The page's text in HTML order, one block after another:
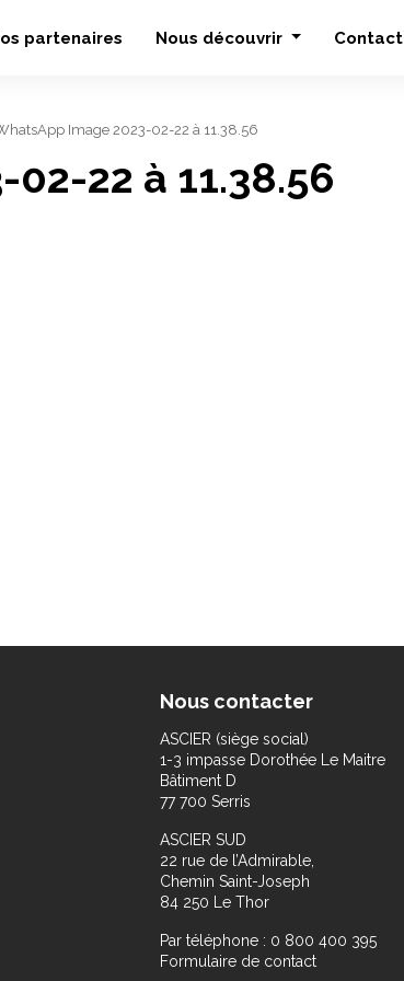
partenaires Nous découvrir Contact
Image 2023-02-22 à 11.38.56
22 à 11.38.56
Nous contacter
ASCIER (siège social)
1-3 impasse Dorothée Le Maitre
Bâtiment D
77 700 Serris
ASCIER SUD
22 rue de l’Admirable,
Chemin Saint-Joseph
84 250 Le Thor
Par téléphone : 0 800 400 395
Formulaire de contact